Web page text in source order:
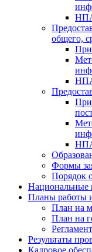
НПА
общего,
НПА
НПА
Формы
Порядок
Национальные
Планы работы
План на
План на
Результаты